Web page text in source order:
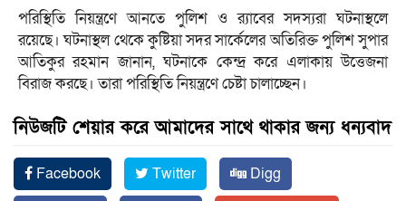
পরিস্থিতি নিয়ন্ত্রণে আনতে পুলিশ ও র‌্যাবের সদস্যরা ঘটনাস্থলে
রয়েছে। ঘটনাস্থল থেকে কুষ্টিয়া সদর সার্কেলের অতিরিক্ত পুলিশ সুপার
আতিকুর রহমান জানান, ঘটনাকে কেন্দ্র করে এলাকায় উত্তেজনা
বিরাজ করছে। তারা পরিস্থিতি নিয়ন্ত্রণে চেষ্টা চালাচ্ছেন।
নিউজটি শেয়ার করে আমাদের সাথে থাকার জন্য ধন্যবাদ
Facebook Twitter
Digg